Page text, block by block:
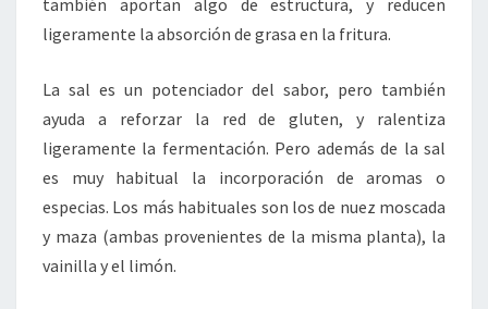
también aportan algo de estructura, y reducen
ligeramente la absorción de grasa en la fritura.
La sal es un potenciador del sabor, pero también
ayuda a reforzar la red de gluten, y ralentiza
ligeramente la fermentación. Pero además de la sal
es muy habitual la incorporación de aromas o
especias. Los más habituales son los de nuez moscada
y maza (ambas provenientes de la misma planta), la
vainilla y el limón.